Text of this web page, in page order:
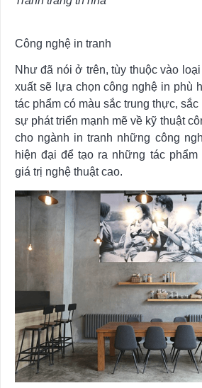
Công nghệ in tranh
Như đã nói ở trên, tùy thuộc vào
xuất sẽ lựa chọn công nghệ in phù
tác phẩm có màu sắc trung thực,
sự phát triển mạnh mẽ về kỹ thuật
cho ngành in tranh những công
hiện đại để tạo ra những tác
giá trị nghệ thuật cao.